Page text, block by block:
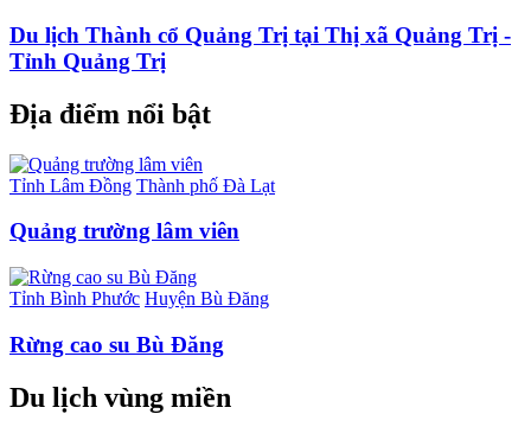
Du lịch Thành cổ Quảng Trị tại Thị xã Quảng Trị -
Tỉnh Quảng Trị
Địa điểm nổi bật
Tỉnh Lâm Đồng Thành phố Đà Lạt
Quảng trường lâm viên
Tỉnh Bình Phước Huyện Bù Đăng
Rừng cao su Bù Đăng
Du lịch vùng miền